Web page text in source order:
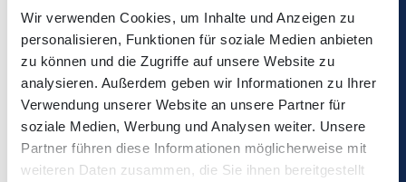
Wir verwenden Cookies, um Inhalte und Anzeigen zu
personalisieren, Funktionen für soziale Medien anbieten
zu können und die Zugriffe auf unsere Website zu
analysieren. Außerdem geben wir Informationen zu Ihrer
Verwendung unserer Website an unsere Partner für
soziale Medien, Werbung und Analysen weiter. Unsere
Partner führen diese Informationen möglicherweise mit
weiteren Daten zusammen, die Sie ihnen bereitgestellt
Die Änderungen sind nicht in der elektronischen
Verbindungsauskunft enthalten!
Kontaktdaten/ zuständiges Verkehrsunternehmen:Home